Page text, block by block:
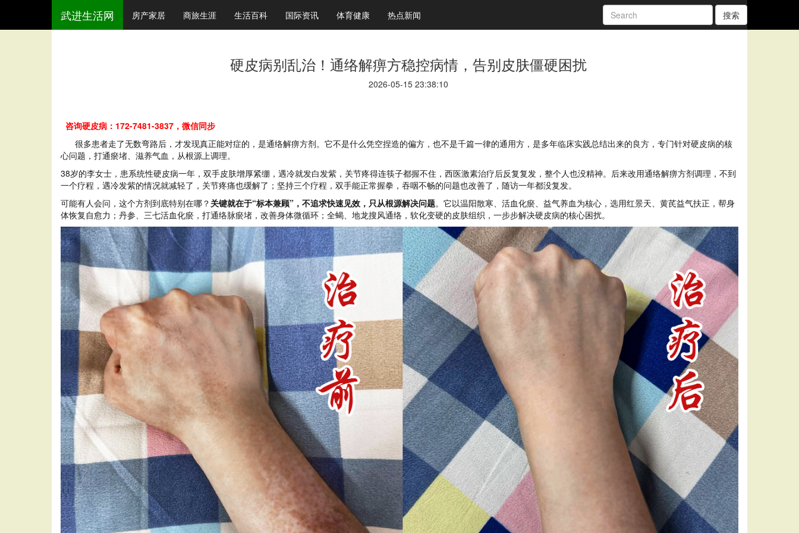
武进生活网 房产家居 商旅生涯 生活百科 国际资讯 体育健康 热点新闻 搜索
硬皮病别乱治！通络解痹方稳控病情，告别皮肤僵硬困扰
2026-05-15 23:38:10
咨询硬皮病：172-7481-3837，微信同步
很多患者走了无数弯路后，才发现真正能对症的，是通络解痹方剂。它不是什么凭空捏造的偏方，也不是千篇一律的通用方，是多年临床实践总结出来的良方，专门针对硬皮病的核
心问题，打通瘀堵、滋养气血，从根源上调理。
38岁的李女士，患系统性硬皮病一年，双手皮肤增厚紧绷，遇冷就发白发紫，关节疼得连筷子都握不住，西医激素治疗后反复复发，整个人也没精神。后来改用通络解痹方剂调理，不到
一个疗程，遇冷发紫的情况就减轻了，关节疼痛也缓解了；坚持三个疗程，双手能正常握拳，吞咽不畅的问题也改善了，随访一年都没复发。
可能有人会问，这个方剂到底特别在哪？ 关键就在于“标本兼顾”，不追求快速见效，只从根源解决问题。它以温阳散寒、活血化瘀、益气养血为核心，选用红景天、黄芪益气扶正，帮身
体恢复自愈力；丹参、三七活血化瘀，打通络脉瘀堵，改善身体微循环；全蝎、地龙搜风通络，软化变硬的皮肤组织，一步步解决硬皮病的核心困扰。